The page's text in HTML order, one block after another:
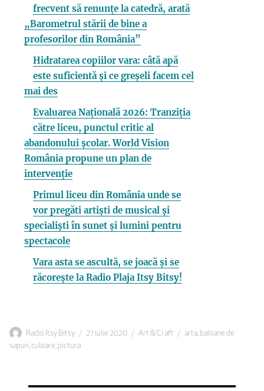
frecvent să renunțe la catedră, arată
„Barometrul stării de bine a
profesorilor din România”
Hidratarea copiilor vara: câtă apă
este suficientă și ce greșeli facem cel
mai des
Evaluarea Națională 2026: Tranziția
către liceu, punctul critic al
abandonului școlar. World Vision
România propune un plan de
intervenție
Primul liceu din România unde se
vor pregăti artiști de musical și
specialiști în sunet și lumini pentru
spectacole
Vara asta se ascultă, se joacă și se
răcorește la Radio Plaja Itsy Bitsy!
Autor
Radio Itsy Bitsy
Publicat
27 iulie 2020 Categorii
Art & Craft Etichete
arta, baloane de
sapun,culoare, pictura